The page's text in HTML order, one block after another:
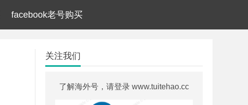
facebook老号购买
关注我们
了解海外号，请登录 www.tuitehao.cc